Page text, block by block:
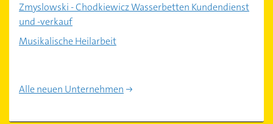
Zmyslowski - Chodkiewicz Wasserbetten Kundendienst
und -verkauf
Musikalische Heilarbeit
Alle neuen Unternehmen